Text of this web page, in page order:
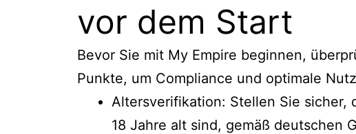
vor dem Start
Bevor Sie mit My Empire beginnen,
Punkte, um Compliance und optimale
Altersverifikation: Stellen Sie sicher,
18 Jahre alt sind, gemäß deutschen